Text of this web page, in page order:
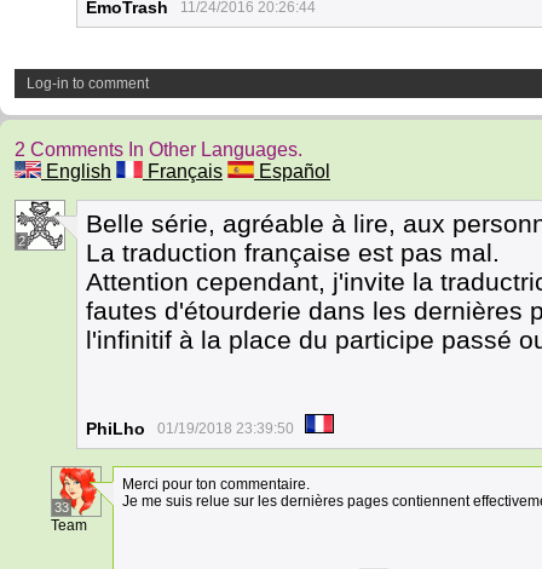
EmoTrash 11/24/2016 20:26:44
Log-in to comment
2 Comments In Other Languages.
English
Français Español
2
Belle série, agréable à lire, aux
La traduction française est pas mal.
Attention cependant, j'invite la
fautes d'étourderie dans les dernières
l'infinitif à la place du participe passé
PhiLho 01/19/2018 23:39:50
33
Team
Merci pour ton commentaire.
Je me suis relue sur les dernières pages contiennent